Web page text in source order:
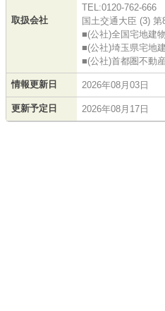
取扱会社
TEL:0120-762-666
国土交通大臣 (3) 第
■(公社)全国宅地建
■(公社)埼玉県宅地
■(公社)首都圏不動
情報更新日 2026年08月03日
更新予定日 2026年08月17日